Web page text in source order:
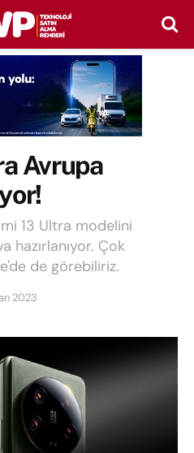
Avrupa
13 Ultra modelini
hazırlanıyor. Çok
de görebiliriz.
2023